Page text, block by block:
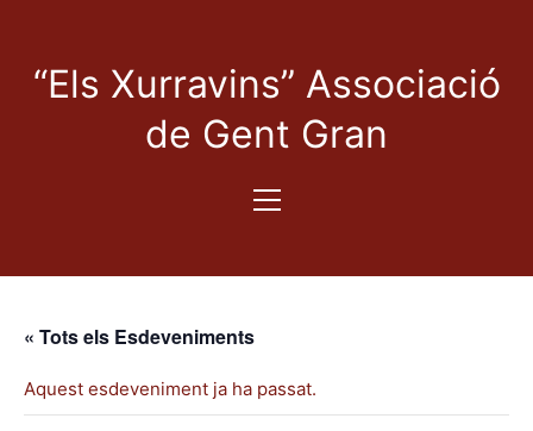
“Els Xurravins” Associació
de Gent Gran
« Tots els Esdeveniments
Aquest esdeveniment ja ha passat.